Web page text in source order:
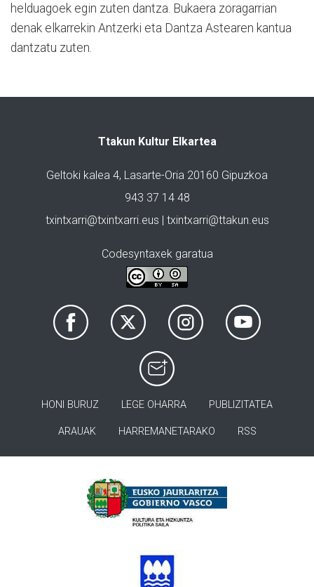
helduagoek egin zuten dantza. Bukaera zoragarrian
denak elkarrekin Antzerki eta Dantza Astearen kantua
dantzatu zuten.
Ttakun Kultur Elkartea
Geltoki kalea 4, Lasarte-Oria 20160 Gipuzkoa
943 37 14 48
txintxarri@txintxarri.eus | txintxarri@ttakun.eus
Codesyntaxek garatua
HONI BURUZ LEGE OHARRA PUBLIZITATEA
ARAUAK HARREMANETARAKO RSS